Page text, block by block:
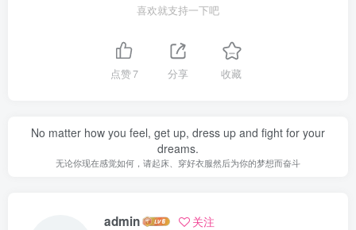
喜欢就支持一下吧
点赞7 分享 收藏
No matter how you feel, get up, dress up and fight for your
dreams.
无论你现在感觉如何，请起床、穿好衣服然后为你的梦想而奋斗
admin 关注